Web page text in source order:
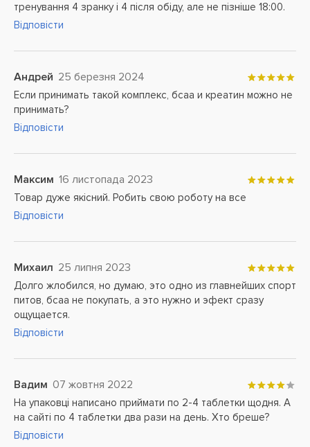
тренування 4 зранку і 4 після обіду, але не пізніше 18:00.
Відповісти
Андрей 25 березня 2024
Если принимать такой комплекс, бсаа и креатин можно не
принимать?
Відповісти
Максим 16 листопада 2023
Товар дуже якісний. Робить свою роботу на все
Відповісти
Михаил 25 липня 2023
Долго жлобился, но думаю, это одно из главнейших спорт
питов, бсаа не покупать, а это нужно и эфект сразу
ощущается.
Відповісти
Вадим 07 жовтня 2022
На упаковці написано приймати по 2-4 таблетки щодня. А
на сайті по 4 таблетки два рази на день. Хто бреше?
Відповісти